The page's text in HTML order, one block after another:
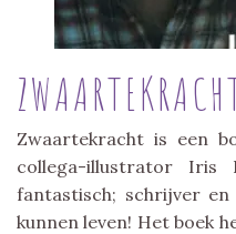
Zwaartekracht is een
collega-illustrator
fantastisch; schrijver
kunnen leven! Het boek